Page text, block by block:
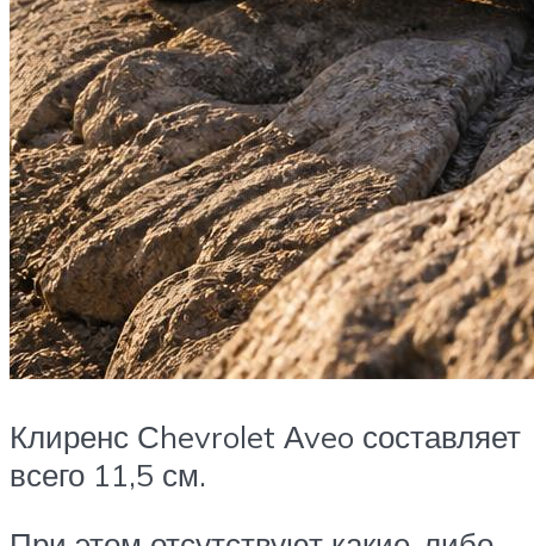
Клиренс Сhevrolet Аveo составляет
всего 11,5 см.